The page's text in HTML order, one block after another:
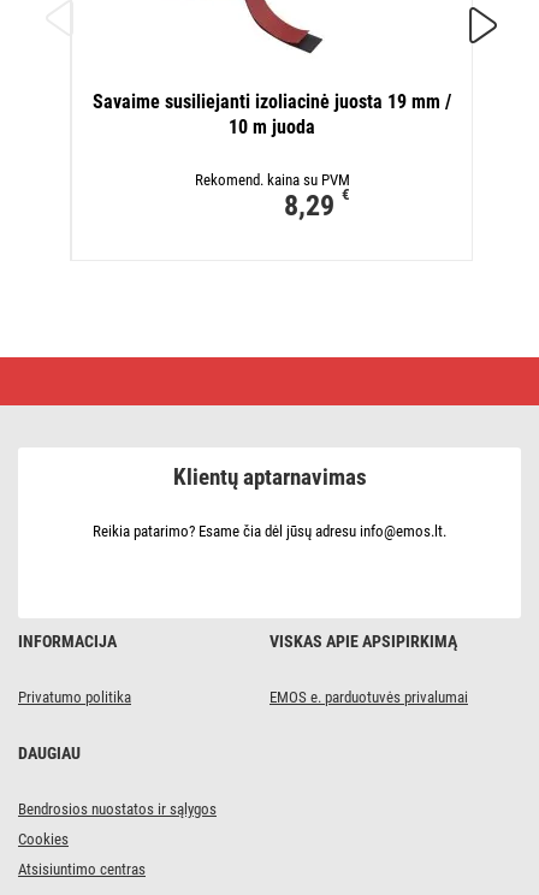
Savaime susiliejanti izoliacinė juosta 19 mm /
10 m juoda
Rekomend. kaina su PVM
8,29 €
INFORMACIJA
Privatumo politika
VISKAS APIE APSIPIRKIMĄ
EMOS e. parduotuvės privalumai
DAUGIAU
Bendrosios nuostatos ir sąlygos
Cookies
Atsisiuntimo centras
Klientų aptarnavimas
Reikia patarimo? Esame čia dėl jūsų adresu info@emos.lt.